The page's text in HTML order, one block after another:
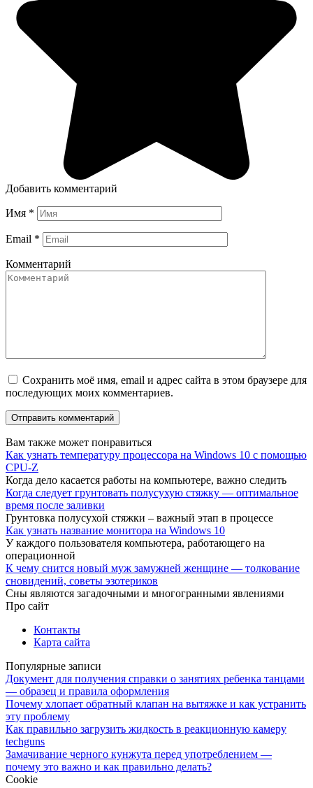
Добавить комментарий
Имя *
Email *
Комментарий
Сохранить моё имя, email и адрес сайта в этом браузере для
последующих моих комментариев.
Вам также может понравиться
Как узнать температуру процессора на Windows 10 с помощью
CPU-Z
Когда дело касается работы на компьютере, важно следить
Когда следует грунтовать полусухую стяжку — оптимальное
время после заливки
Грунтовка полусухой стяжки – важный этап в процессе
Как узнать название монитора на Windows 10
У каждого пользователя компьютера, работающего на
операционной
К чему снится новый муж замужней женщине — толкование
сновидений, советы эзотериков
Сны являются загадочными и многогранными явлениями
Про сайт
Контакты
Карта сайта
Популярные записи
Документ для получения справки о занятиях ребенка танцами
— образец и правила оформления
Почему хлопает обратный клапан на вытяжке и как устранить
эту проблему
Как правильно загрузить жидкость в реакционную камеру
techguns
Замачивание черного кунжута перед употреблением —
почему это важно и как правильно делать?
Cookie